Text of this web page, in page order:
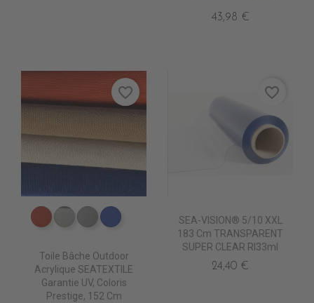
43,98 €
PR0630 TERRA
PR0690 SYLVER
PR0700 PEARL
PR0550 BLEU OCEAN
Toile Bâche Outdoor
Acrylique SEATEXTILE
Garantie UV, Coloris
Prestige, 152 Cm
favorite_border
SEA-VISION® 5/10 XXL
183 Cm TRANSPARENT
SUPER CLEAR Rl33ml
24,40 €
favorite_border